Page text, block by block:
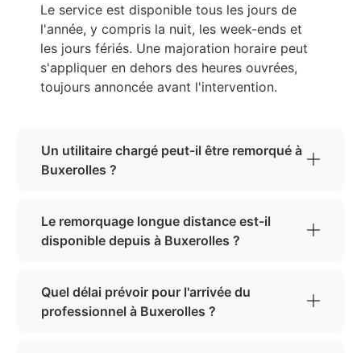
Le service est disponible tous les jours de
l'année, y compris la nuit, les week-ends et
les jours fériés. Une majoration horaire peut
s'appliquer en dehors des heures ouvrées,
toujours annoncée avant l'intervention.
Un utilitaire chargé peut-il être remorqué à
Buxerolles ?
Le remorquage longue distance est-il
disponible depuis à Buxerolles ?
Quel délai prévoir pour l'arrivée du
professionnel à Buxerolles ?